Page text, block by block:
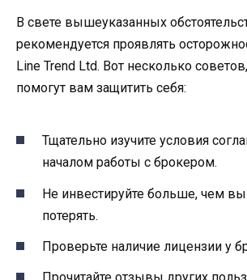
В свете вышеуказанных
рекомендуется проявлять
Line Trend Ltd. Вот несколько
помогут вам защитить себя:
Тщательно изучите условия
началом работы с брокером.
Не инвестируйте больше, чем
потерять.
Проверьте наличие лицензии у